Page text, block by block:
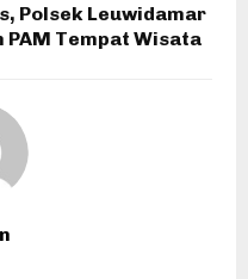
Polsek Leuwidamar
PAM Tempat Wisata